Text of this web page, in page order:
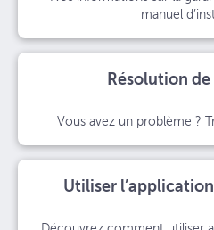
manuel
Résolution
Vous avez un problème ?
Utiliser